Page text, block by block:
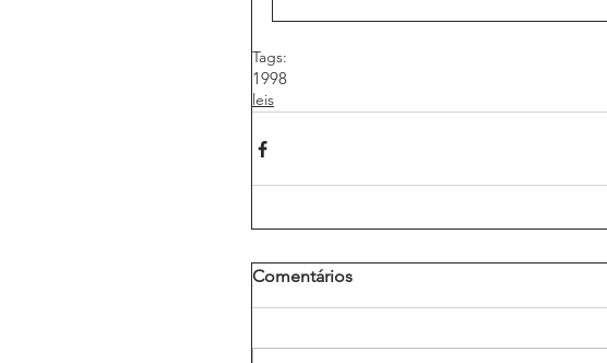
Tags:
1998
leis
Comentários